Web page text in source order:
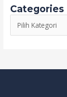
Categories